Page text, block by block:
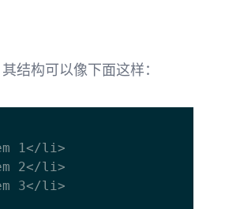
结构可以像下面这样：